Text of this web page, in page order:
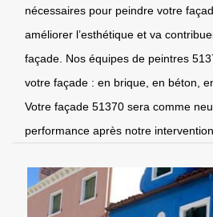
nécessaires pour peindre votre
améliorer l’esthétique et va
façade. Nos équipes de peintres
votre façade : en brique, en béton,
Votre façade 51370 sera comme
performance après notre intervention.